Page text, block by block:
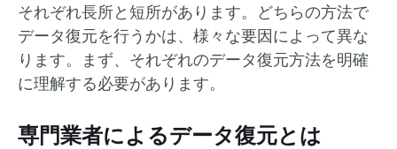
それぞれ長所と短所があります。どちらの方法で
データ復元を行うかは、様々な要因によって異な
ります。まず、それぞれのデータ復元方法を明確
に理解する必要があります。
専門業者によるデータ復元とは